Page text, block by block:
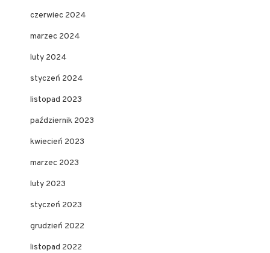
czerwiec 2024
marzec 2024
luty 2024
styczeń 2024
listopad 2023
październik 2023
kwiecień 2023
marzec 2023
luty 2023
styczeń 2023
grudzień 2022
listopad 2022